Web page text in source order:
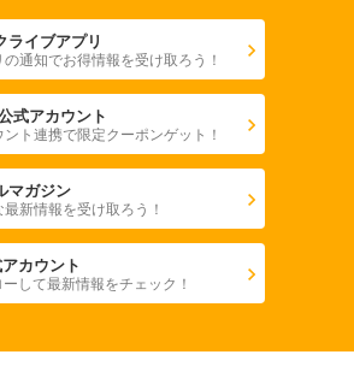
ライブアプリ
の通知でお得情報を受け取ろう！
式アカウント
ント連携で限定クーポンゲット！
マガジン
最新情報を受け取ろう！
カウント
して最新情報をチェック！